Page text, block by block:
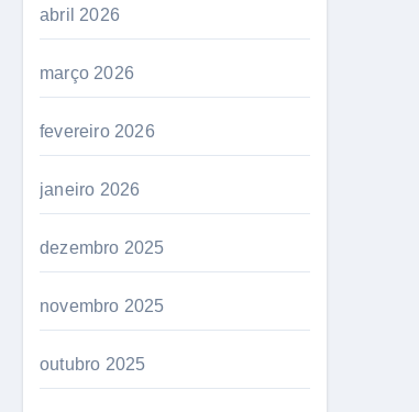
abril 2026
março 2026
fevereiro 2026
janeiro 2026
dezembro 2025
novembro 2025
outubro 2025